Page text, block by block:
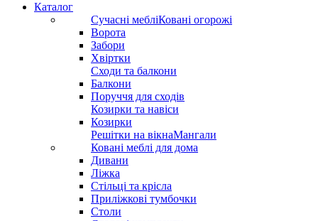
Каталог
Сучасні мебліКовані огорожі
Ворота
Забори
Хвіртки
Сходи та балкони
Балкони
Поруччя для сходів
Козирки та навіси
Козирки
Решітки на вікнаМангали
Ковані меблі для дома
Дивани
Ліжка
Стільці та крісла
Приліжкові тумбочки
Столи